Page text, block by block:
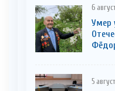
6
Умер
5